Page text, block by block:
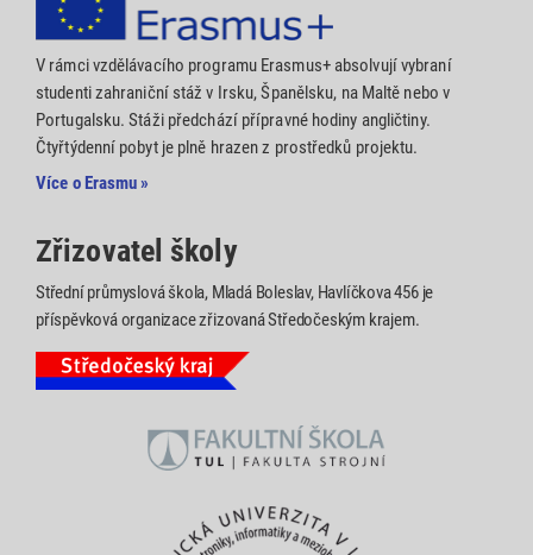
V rámci vzdělávacího programu Erasmus+ absolvují vybraní
studenti zahraniční stáž v Irsku, Španělsku, na Maltě nebo v
Portugalsku. Stáži předchází přípravné hodiny angličtiny.
Čtyřtýdenní pobyt je plně hrazen z prostředků projektu.
Více o Erasmu »
Zřizovatel školy
Střední průmyslová škola, Mladá Boleslav, Havlíčkova 456 je
příspěvková organizace zřizovaná Středočeským krajem.